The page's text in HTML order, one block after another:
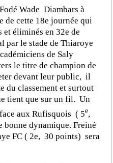
Wade Diambars à
de cette 18e journée qui
et éliminés en 32e de
par le stade de Thiaroye
de Saly
le titre de champion de
devant leur public, il
du classement et surtout
tient que sur un fil. Un
aux Rufisquois ( 5e,
bonne dynamique. Freiné
FC ( 2e, 30 points) sera